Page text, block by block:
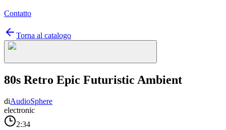
Contatto
Torna al catalogo
80s Retro Epic Futuristic Ambient
diAudioSphere
electronic
2:34